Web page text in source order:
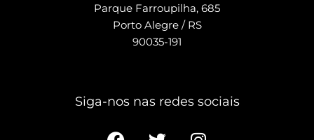
Parque Farroupilha, 685
Porto Alegre / RS
90035-191
Siga-nos nas redes sociais​